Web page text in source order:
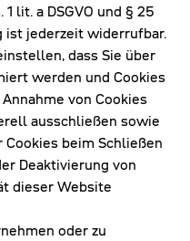
lit. a DSGVO und § 25
ist jederzeit widerrufbar.
dass Sie über
werden und Cookies
von Cookies
ausschließen sowie
beim Schließen
Deaktivierung von
dieser Website
oder zu